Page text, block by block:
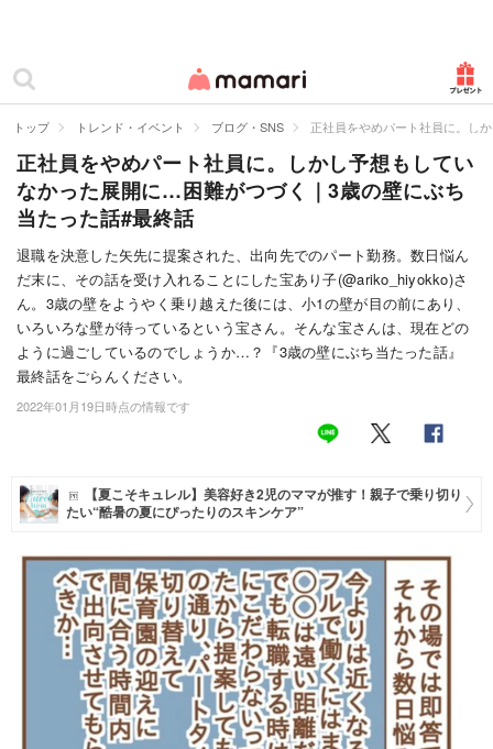
ママリ
カテゴリー一覧
妊娠
出産
赤ちゃん・育児
子育て・家族
病院
美容・ファッション
住まい
マネー
トレンド・イベント
トップ トレンド・イベント ブログ・SNS 正社員をやめパート社員に。し
正社員をやめパート社員に。しかし予想もしてい
なかった展開に…困難がつづく｜3歳の壁にぶち
当たった話#最終話
退職を決意した矢先に提案された、出向先でのパート勤務。数日悩ん
だ末に、その話を受け入れることにした宝あり子(@ariko_hiyokko)さ
ん。3歳の壁をようやく乗り越えた後には、小1の壁が目の前にあり、
いろいろな壁が待っているという宝さん。そんな宝さんは、現在どの
ように過ごしているのでしょうか…？『3歳の壁にぶち当たった話』
最終話をごらんください。
2022年01月19日時点の情報です
【夏こそキュレル】美容好き2児のママが推す！親子で乗り切り
たい“酷暑の夏にぴったりのスキンケア”